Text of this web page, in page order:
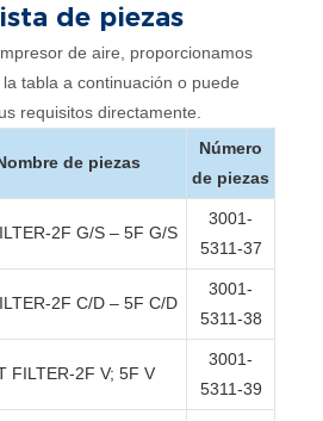
de piezas
de aire, proporcionamos
tabla a continuación o puede
requisitos directamente.
de piezas
Número
de piezas
2F G/S – 5F G/S
3001-
5311-37
2F C/D – 5F C/D
3001-
5311-38
FILTER-2F V; 5F V
3001-
5311-39